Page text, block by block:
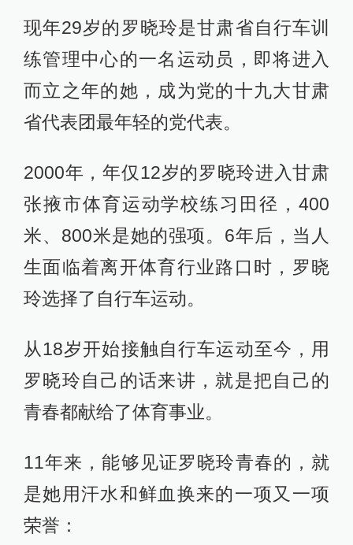
现年29岁的罗晓玲是甘肃省自行车训
练管理中心的一名运动员，即将进入
而立之年的她，成为党的十九大甘肃
省代表团最年轻的党代表。
2000年，年仅12岁的罗晓玲进入甘肃
张掖市体育运动学校练习田径，400
米、800米是她的强项。6年后，当人
生面临着离开体育行业路口时，罗晓
玲选择了自行车运动。
从18岁开始接触自行车运动至今，用
罗晓玲自己的话来讲，就是把自己的
青春都献给了体育事业。
11年来，能够见证罗晓玲青春的，就
是她用汗水和鲜血换来的一项又一项
荣誉：